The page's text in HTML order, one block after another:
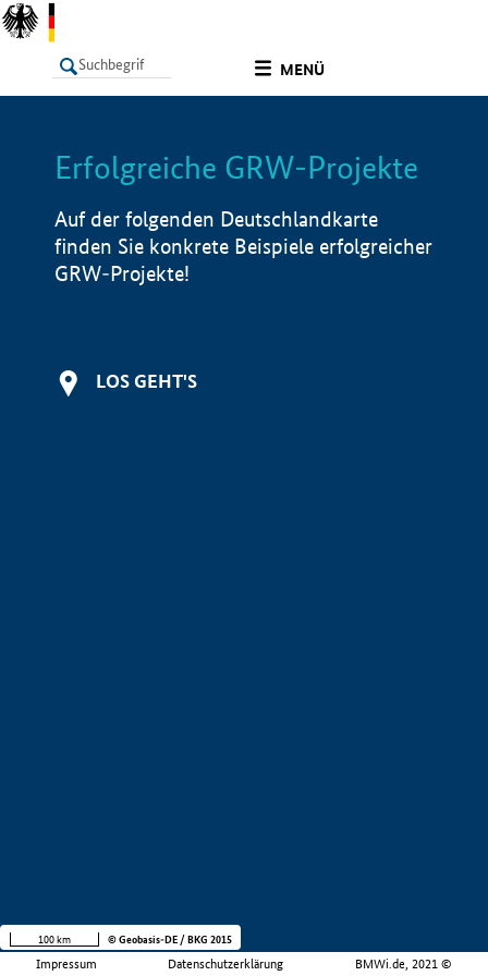
MENÜ
LISTE Info
Erfolgreiche GRW-Projekte
Auf der folgenden Deutschlandkarte
finden Sie konkrete Beispiele erfolgreicher
GRW-Projekte!
LOS GEHT'S
Impressum Datenschutzerklärung BMWi.de, 2021 ©
100 km © Geobasis-DE / BKG 2015